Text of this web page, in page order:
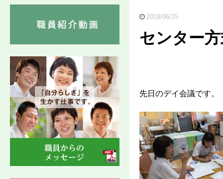
2019/06/25
センター
先日のデイ会議です。